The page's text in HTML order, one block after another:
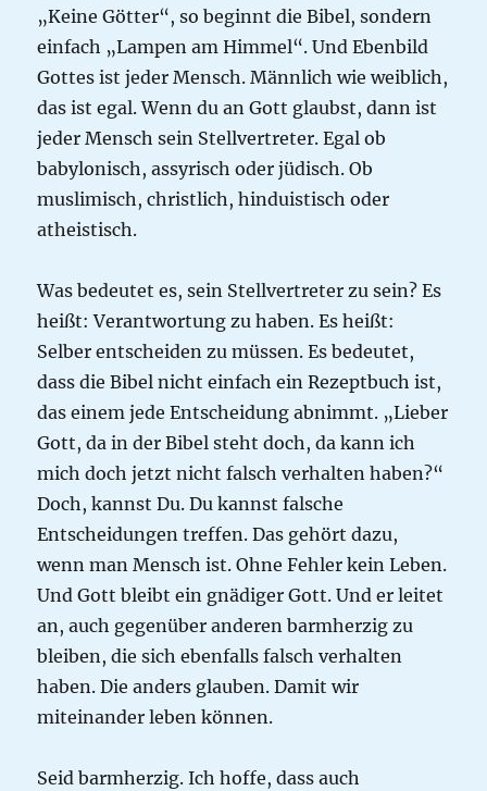
„Keine Götter“, so beginnt die Bibel, sondern
einfach „Lampen am Himmel“. Und Ebenbild
Gottes ist jeder Mensch. Männlich wie weiblich,
das ist egal. Wenn du an Gott glaubst, dann ist
jeder Mensch sein Stellvertreter. Egal ob
babylonisch, assyrisch oder jüdisch. Ob
muslimisch, christlich, hinduistisch oder
atheistisch.
Was bedeutet es, sein Stellvertreter zu sein? Es
heißt: Verantwortung zu haben. Es heißt:
Selber entscheiden zu müssen. Es bedeutet,
dass die Bibel nicht einfach ein Rezeptbuch ist,
das einem jede Entscheidung abnimmt. „Lieber
Gott, da in der Bibel steht doch, da kann ich
mich doch jetzt nicht falsch verhalten haben?“
Doch, kannst Du. Du kannst falsche
Entscheidungen treffen. Das gehört dazu,
wenn man Mensch ist. Ohne Fehler kein Leben.
Und Gott bleibt ein gnädiger Gott. Und er leitet
an, auch gegenüber anderen barmherzig zu
bleiben, die sich ebenfalls falsch verhalten
haben. Die anders glauben. Damit wir
miteinander leben können.
Seid barmherzig. Ich hoffe, dass auch